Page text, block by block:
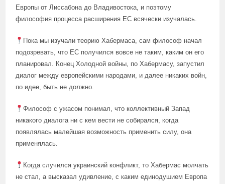
Европы от Лиссабона до Владивостока, и поэтому
философия процесса расширения ЕС всячески изучалась.
Пока мы изучали теорию Хабермаса, сам философ начал
подозревать, что ЕС получился вовсе не таким, каким он его
планировал. Конец Холодной войны, по Хабермасу, запустил
диалог между европейскими народами, и далее никаких войн,
по идее, быть не должно.
Философ с ужасом понимал, что коллективный Запад
никакого диалога ни с кем вести не собирался, когда
появлялась малейшая возможность применить силу, она
применялась.
Когда случился украинский конфликт, то Хабермас молчать
не стал, а высказал удивление, с каким единодушием Европа